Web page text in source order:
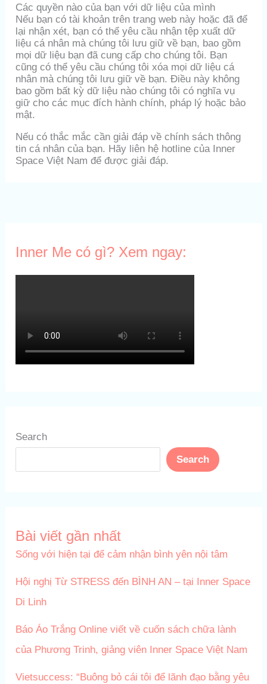
Các quyền nào của bạn với dữ liệu của mình
Nếu bạn có tài khoản trên trang web này hoặc đã để
lại nhận xét, bạn có thể yêu cầu nhận tệp xuất dữ
liệu cá nhân mà chúng tôi lưu giữ về bạn, bao gồm
mọi dữ liệu bạn đã cung cấp cho chúng tôi. Bạn
cũng có thể yêu cầu chúng tôi xóa mọi dữ liệu cá
nhân mà chúng tôi lưu giữ về bạn. Điều này không
bao gồm bất kỳ dữ liệu nào chúng tôi có nghĩa vụ
giữ cho các mục đích hành chính, pháp lý hoặc bảo
mật.
Nếu có thắc mắc cần giải đáp về chính sách thông
tin cá nhân của bạn. Hãy liên hệ hotline của Inner
Space Việt Nam để được giải đáp.
Inner Me có gì? Xem ngay:
Search
Search
Bài viết gần nhất
Sống với hiện tại để cảm nhận bình yên nội tâm
Hội nghị Từ STRESS đến BÌNH AN – tại Inner Space
Di Linh
Báo Áo Trắng Online viết về cuốn sách chữa lành
của Phương Trinh, giảng viên Inner Space Việt Nam
Vietsuccess: “Buông bỏ cái tôi để lãnh đạo bằng yêu